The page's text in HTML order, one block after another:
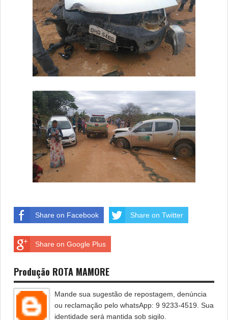
Share on Facebook Share on Twitter
Share on Google Plus
Produção ROTA MAMORE
Mande sua sugestão de repostagem, denúncia
ou reclamação pelo whatsApp: 9 9233-4519. Sua
identidade será mantida sob sigilo.